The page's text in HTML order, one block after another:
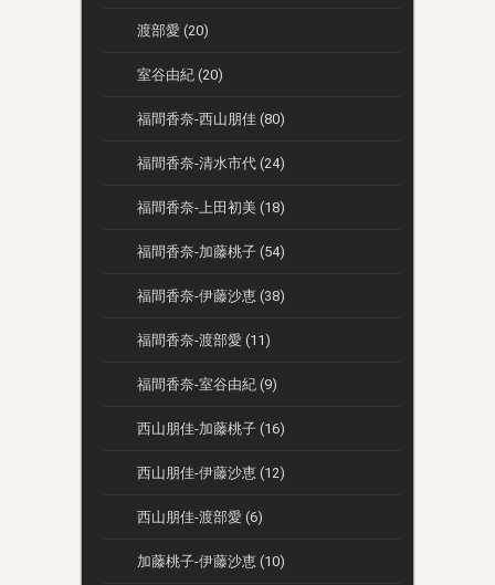
渡部愛 (20)
室谷由紀 (20)
福間香奈-西山朋佳 (80)
福間香奈-清水市代 (24)
福間香奈-上田初美 (18)
福間香奈-加藤桃子 (54)
福間香奈-伊藤沙恵 (38)
福間香奈-渡部愛 (11)
福間香奈-室谷由紀 (9)
西山朋佳-加藤桃子 (16)
西山朋佳-伊藤沙恵 (12)
西山朋佳-渡部愛 (6)
加藤桃子-伊藤沙恵 (10)